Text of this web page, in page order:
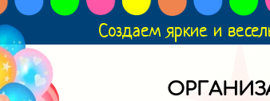
Создаем яркие и